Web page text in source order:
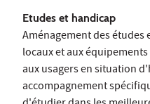
Etudes et handicap
Aménagement des études
locaux et aux
aux usagers en situation
accompagnement